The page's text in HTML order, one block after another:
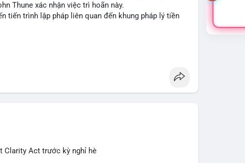
Thune xác nhận việc trì hoãn này.
tiến trình lập pháp liên quan đến khung pháp lý tiền
Clarity Act trước kỳ nghỉ hè